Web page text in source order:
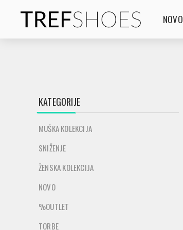
NOVO
KATEGORIJE
MUŠKA KOLEKCIJA
SNIŽENJE
ŽENSKA KOLEKCIJA
NOVO
%OUTLET
TORBE